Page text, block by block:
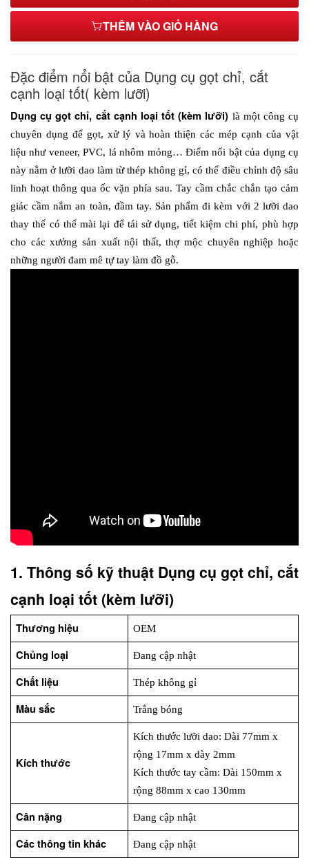
THÊM VÀO GIỎ HÀNG
Đặc điểm nổi bật của Dụng cụ gọt chỉ, cắt
cạnh loại tốt( kèm lưỡi)
Dụng cụ gọt chỉ, cắt cạnh loại tốt (kèm lưỡi) là một công cụ
chuyên dụng để gọt, xử lý và hoàn thiện các mép cạnh của vật
liệu như veneer, PVC, lá nhôm mỏng… Điểm nổi bật của dụng cụ
này nằm ở lưỡi dao làm từ thép không gỉ, có thể điều chỉnh độ sâu
linh hoạt thông qua ốc vặn phía sau. Tay cầm chắc chắn tạo cảm
giác cầm nắm an toàn, đầm tay. Sản phẩm đi kèm với 2 lưỡi dao
thay thế có thể mài lại để tái sử dụng, tiết kiệm chi phí, phù hợp
cho các xưởng sản xuất nội thất, thợ mộc chuyên nghiệp hoặc
những người đam mê tự tay làm đồ gỗ.
1. Thông số kỹ thuật Dụng cụ gọt chỉ, cắt
cạnh loại tốt (kèm lưỡi)
Thương hiệu OEM
Chủng loại Đang cập nhật
Chất liệu Thép không gỉ
Màu sắc Trắng bóng
Kích thước
Kích thước lưỡi dao: Dài 77mm x
rộng 17mm x dày 2mm
Kích thước tay cầm: Dài 150mm x
rộng 88mm x cao 130mm
Cân nặng Đang cập nhật
Các thông tin khác Đang cập nhật